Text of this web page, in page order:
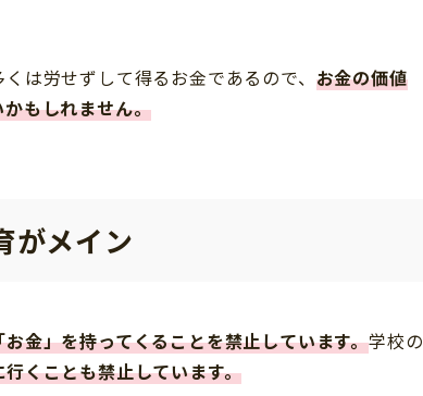
は労せずして得るお金であるので、 お金の価値
もしれません。
がメイン
金」を持ってくることを禁止しています。学校の
くことも禁止しています。